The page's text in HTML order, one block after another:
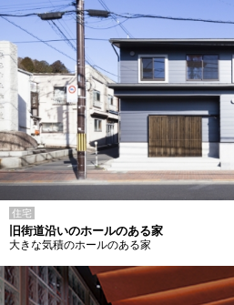
住宅
旧街道沿いのホールのある家
大きな気積のホールのある家